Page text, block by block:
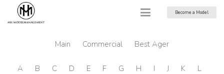
Become a Model
Main Commercial Best Ager
A B C D E F G H I J K L